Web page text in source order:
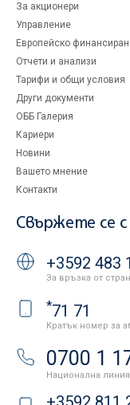
За акционери
Управление
Европейско
Отчети и анализи
Тарифи и общи условия
Други документи
ОББ Галерия
Кариери
Новини
Вашето мнение
Контакти
Свържете се с
+3592 483
За връзка от
*71 71
Кратък номер за
0700 1
Национална линия